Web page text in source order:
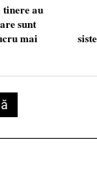
tinere au
sunt
mai